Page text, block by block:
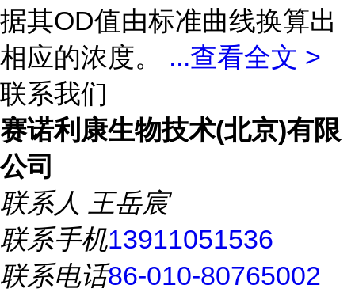
据其OD值由标准曲线换算出
相应的浓度。 ...查看全文 >
联系我们
赛诺利康生物技术(北京)有限
公司
联系人 王岳宸
联系手机13911051536
联系电话86-010-80765002